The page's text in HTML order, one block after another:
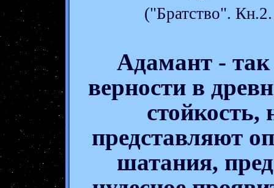
("Братство".
Адамант - так
верности в
стойкость,
представляют
шатания,